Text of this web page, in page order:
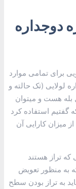
دوجداره
برای تمامی موارد
لولایی (تک حالته و
بله هست و میتوان
گفتیم استفاده کرد
میزان کارایی آن
که تراز هستند
به منظور تعویض
به تراز بودن سطح